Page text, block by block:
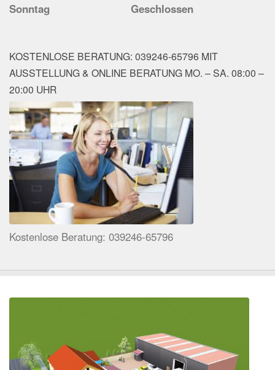
Sonntag
Geschlossen
KOSTENLOSE BERATUNG: 039246-65796 MIT
AUSSTELLUNG & ONLINE BERATUNG MO. – SA. 08:00 –
20:00 UHR
Kostenlose Beratung: 039246-65796